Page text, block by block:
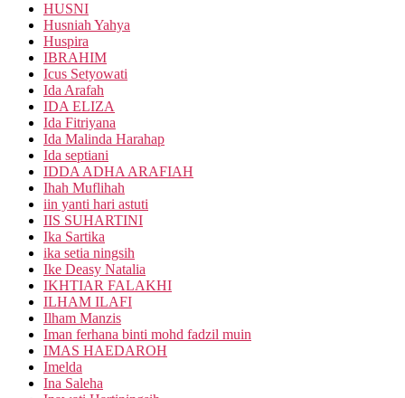
HUSNI
Husniah Yahya
Huspira
IBRAHIM
Icus Setyowati
Ida Arafah
IDA ELIZA
Ida Fitriyana
Ida Malinda Harahap
Ida septiani
IDDA ADHA ARAFIAH
Ihah Muflihah
iin yanti hari astuti
IIS SUHARTINI
Ika Sartika
ika setia ningsih
Ike Deasy Natalia
IKHTIAR FALAKHI
ILHAM ILAFI
Ilham Manzis
Iman ferhana binti mohd fadzil muin
IMAS HAEDAROH
Imelda
Ina Saleha